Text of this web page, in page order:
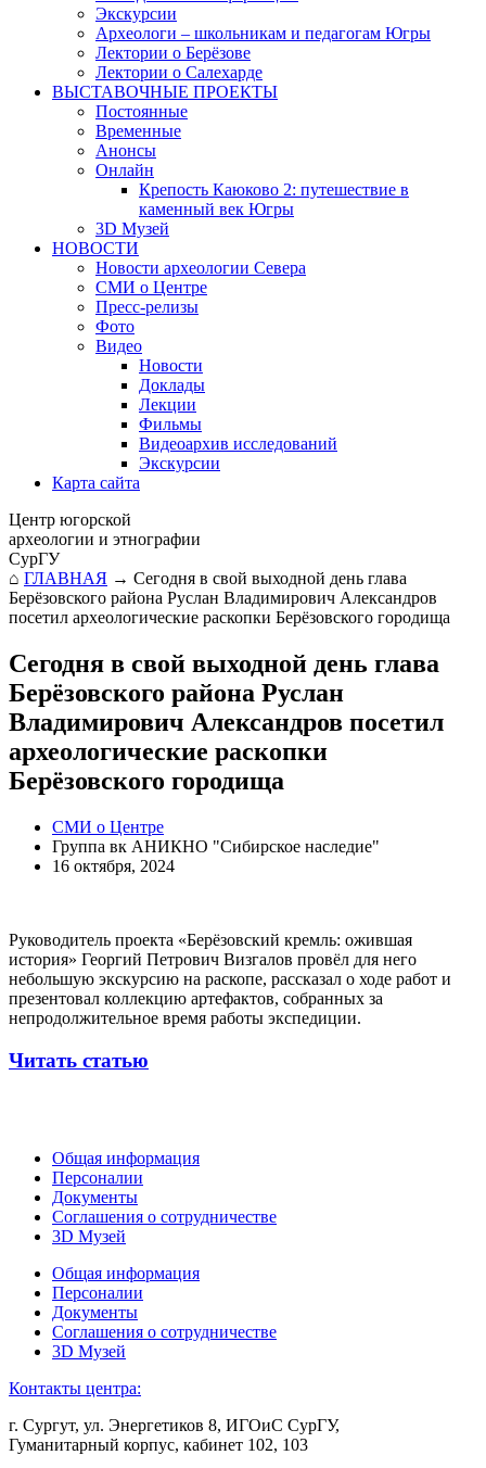
Экскурсии
Археологи – школьникам и педагогам Югры
Лектории о Берёзове
Лектории о Салехарде
ВЫСТАВОЧНЫЕ ПРОЕКТЫ
Постоянные
Временные
Анонсы
Онлайн
Крепость Каюково 2: путешествие в
каменный век Югры
3D Музей
НОВОСТИ
Новости археологии Севера
СМИ о Центре
Пресс-релизы
Фото
Видео
Новости
Доклады
Лекции
Фильмы
Видеоархив исследований
Экскурсии
Карта сайта
Центр югорской
археологии и этнографии
СурГУ
⌂ ГЛАВНАЯ → Сегодня в свой выходной день глава
Берёзовского района Руслан Владимирович Александров
посетил археологические раскопки Берёзовского городища
Сегодня в свой выходной день глава
Берёзовского района Руслан
Владимирович Александров посетил
археологические раскопки
Берёзовского городища
СМИ о Центре
Группа вк АНИКНО "Сибирское наследие"
16 октября, 2024
Руководитель проекта «Берёзовский кремль: ожившая
история» Георгий Петрович Визгалов провёл для него
небольшую экскурсию на раскопе, рассказал о ходе работ и
презентовал коллекцию артефактов, собранных за
непродолжительное время работы экспедиции.
Читать статью
Общая информация
Персоналии
Документы
Соглашения о сотрудничестве
3D Музей
Общая информация
Персоналии
Документы
Соглашения о сотрудничестве
3D Музей
Контакты центра:
г. Сургут, ул. Энергетиков 8, ИГОиС СурГУ,
Гуманитарный корпус, кабинет 102, 103